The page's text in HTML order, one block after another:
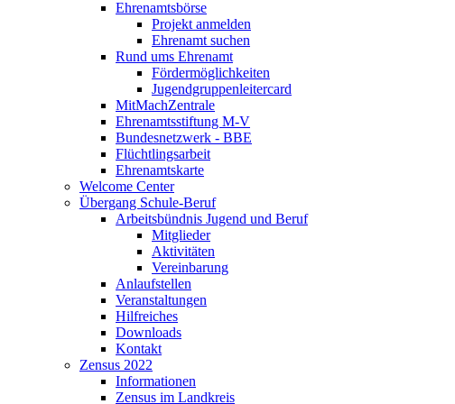
Ehrenamtsbörse
Projekt anmelden
Ehrenamt suchen
Rund ums Ehrenamt
Fördermöglichkeiten
Jugendgruppenleitercard
MitMachZentrale
Ehrenamtsstiftung M-V
Bundesnetzwerk - BBE
Flüchtlingsarbeit
Ehrenamtskarte
Welcome Center
Übergang Schule-Beruf
Arbeitsbündnis Jugend und Beruf
Mitglieder
Aktivitäten
Vereinbarung
Anlaufstellen
Veranstaltungen
Hilfreiches
Downloads
Kontakt
Zensus 2022
Informationen
Zensus im Landkreis